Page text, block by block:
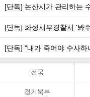
[단독] 논산시가 관리하는
[단독] 화성서부경찰서 '봐
[단독] "내가 죽어야 수사
전국
경기북부